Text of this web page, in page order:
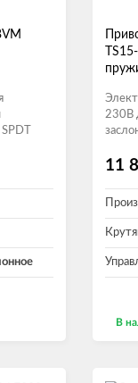
230В
11
В